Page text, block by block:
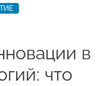
в
что